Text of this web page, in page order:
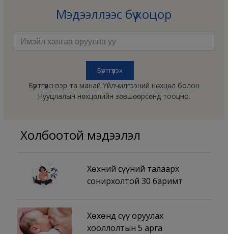
Мэдээллээс бүү хоцор
Бүртгүүлснээр та манай Үйлчилгээний нөхцөл болон
Нууцлалын нөхцөлийн зөвшөөрсөнд тооцно.
Холбоотой мэдээлэл
Хөхний сүүний талаарх
сонирхолтой 30 баримт
Хөхөнд сүү оруулах
хооллолтын 5 арга